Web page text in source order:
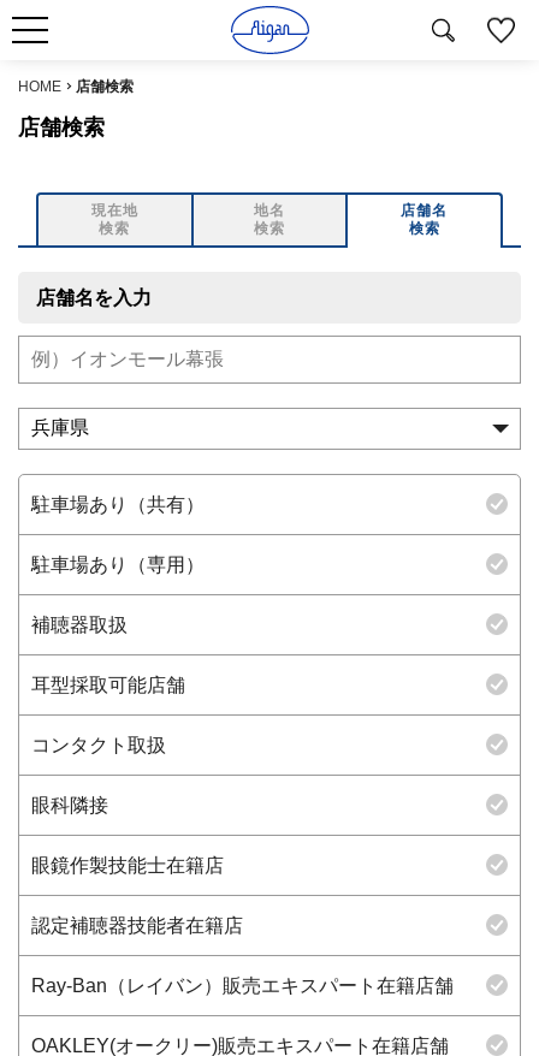
HOME 店舗検索
店舗検索
現在地
検索
地名
検索
店舗名
検索
店舗名を入力
駐車場あり（共有）
駐車場あり（専用）
補聴器取扱
耳型採取可能店舗
コンタクト取扱
眼科隣接
眼鏡作製技能士在籍店
認定補聴器技能者在籍店
Ray-Ban（レイバン）販売エキスパート在籍店舗
OAKLEY(オークリー)販売エキスパート在籍店舗